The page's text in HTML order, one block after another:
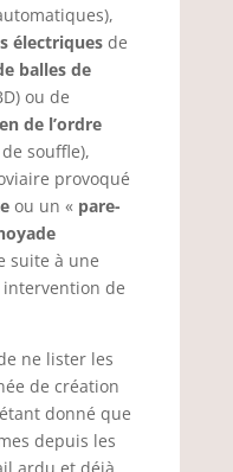
électriquesde
balles de
ou de
de l’ordre
souffle),
provoqué
ou un « pare-
suite à une
de
ne lister les
de création
donné que
depuis les